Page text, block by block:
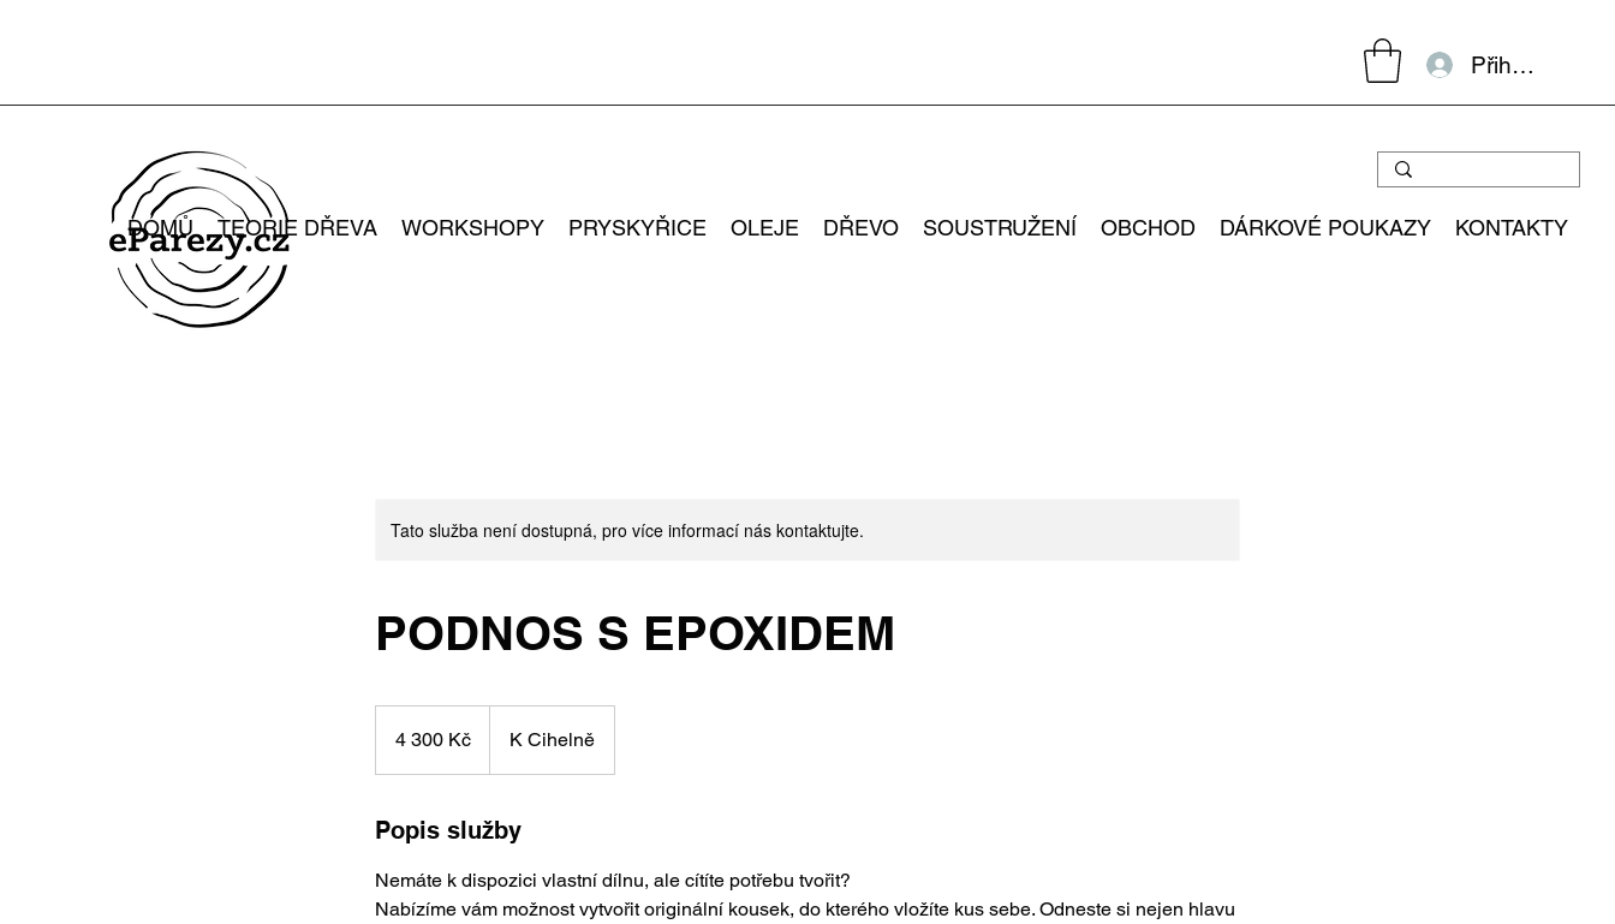
Přihlásit se
DOMŮ TEORIE DŘEVA WORKSHOPY PRYSKYŘICE OLEJE DŘEVO SOUSTRUŽENÍ OBCHOD DÁRKOVÉ POUKAZY KONTAKTY
Tato služba není dostupná, pro více informací nás kontaktujte.
PODNOS S EPOXIDEM
korun4 300 Kč K Cihelně
Popis služby
Nemáte k dispozici vlastní dílnu, ale cítíte potřebu tvořit?
Nabízíme vám možnost vytvořit originální kousek, do kterého vložíte kus sebe. Odneste si nejen hlavu